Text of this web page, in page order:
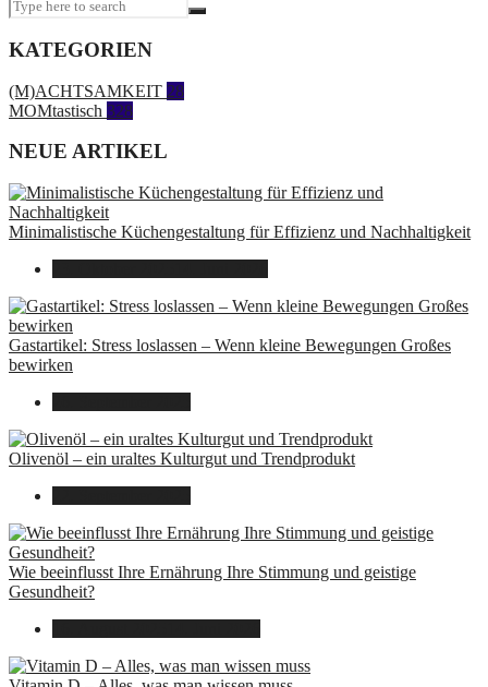
KATEGORIEN
(M)ACHTSAMKEIT 28
MOMtastisch 328
NEUE ARTIKEL
Minimalistische Küchengestaltung für Effizienz und Nachhaltigkeit
Gastartikel: Stress loslassen – Wenn kleine Bewegungen Großes
bewirken
Olivenöl – ein uraltes Kulturgut und Trendprodukt
Wie beeinflusst Ihre Ernährung Ihre Stimmung und geistige
Gesundheit?